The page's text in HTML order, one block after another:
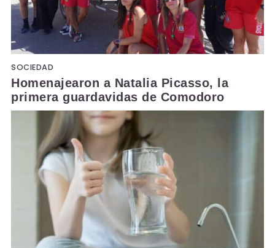
SOCIEDAD
Homenajearon a Natalia Picasso, la
primera guardavidas de Comodoro